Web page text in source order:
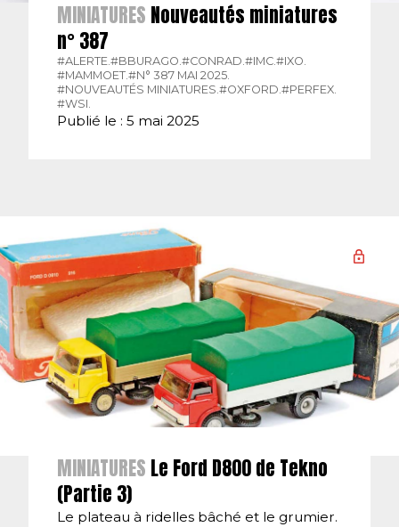
MINIATURES Nouveautés miniatures
n° 387
#ALERTE.#BBURAGO.#CONRAD.#IMC.#IXO.
#MAMMOET.#N° 387 MAI 2025.
#NOUVEAUTÉS MINIATURES.#OXFORD.#PERFEX.
#WSI.
Publié le : 5 mai 2025
MINIATURES Le Ford D800 de Tekno
(Partie 3)
Le plateau à ridelles bâché et le grumier.